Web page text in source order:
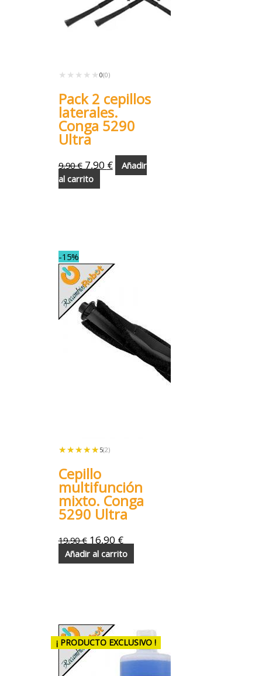
★★★★★
★★★★★ 0(0)
Pack 2 cepillos
laterales.
Conga 5290
Ultra
9,90€ 7,90 €
Añadir
al carrito
-15%
★★★★★
★★★★★ 5(2)
Cepillo
multifunción
mixto. Conga
5290 Ultra
19,90€ 16,90 €
Añadir al carrito
¡ PRODUCTO EXCLUSIVO !